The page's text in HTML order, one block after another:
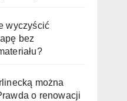
wyczyścić
bez
można
o renowacji